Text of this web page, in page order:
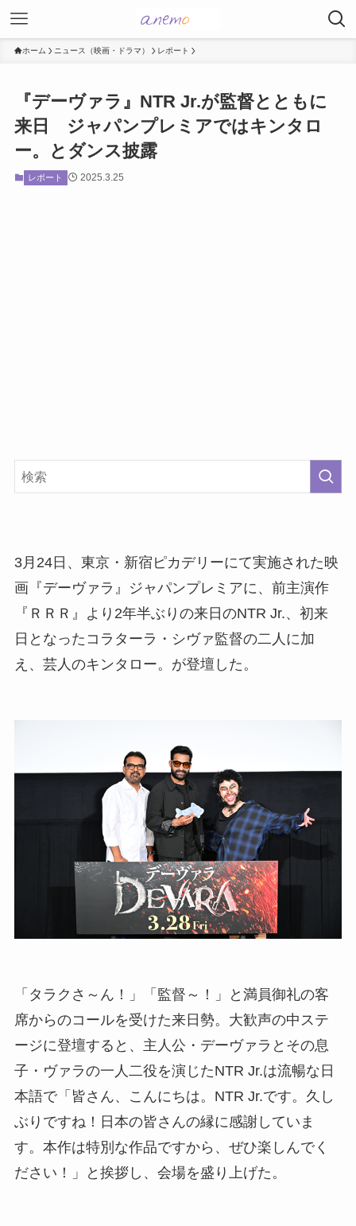
ホーム ニュース（映画・ドラマ） レポート
『デーヴァラ』NTR Jr.が監督とともに
来日 ジャパンプレミアではキンタロ
ー。とダンス披露
レポート 2025.3.25
3月24日、東京・新宿ピカデリーにて実施された映
画『デーヴァラ』ジャパンプレミアに、前主演作
『ＲＲＲ』より2年半ぶりの来日のNTR Jr.、初来
日となったコラターラ・シヴァ監督の二人に加
え、芸人のキンタロー。が登壇した。
「タラクさ～ん！」「監督～！」と満員御礼の客
席からのコールを受けた来日勢。大歓声の中ステ
ージに登壇すると、主人公・デーヴァラとその息
子・ヴァラの一人二役を演じたNTR Jr.は流暢な日
本語で「皆さん、こんにちは。NTR Jr.です。久し
ぶりですね！日本の皆さんの縁に感謝していま
す。本作は特別な作品ですから、ぜひ楽しんでく
ださい！」と挨拶し、会場を盛り上げた。